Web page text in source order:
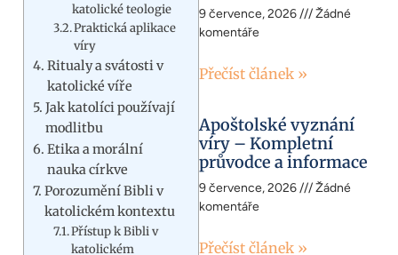
katolické teologie
Praktická aplikace
víry
Ritualy a svátosti v
katolické víře
Jak katolíci používají
modlitbu
Etika a morální
nauka církve
Porozumění Bibli v
katolickém kontextu
Přístup k Bibli v
katolickém
9 července, 2026
Žádné
komentáře
Přečíst článek »
Apoštolské vyznání
víry – Kompletní
průvodce a informace
9 července, 2026
Žádné
komentáře
Přečíst článek »